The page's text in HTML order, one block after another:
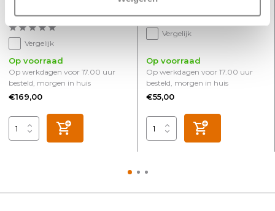
Vergelijk
Op voorraad
Op werkdagen voor 17.00 uur
besteld, morgen in huis
€169,00
Vergelijk
Op voorraad
Op werkdagen voor 17.00 uur
besteld, morgen in huis
€55,00